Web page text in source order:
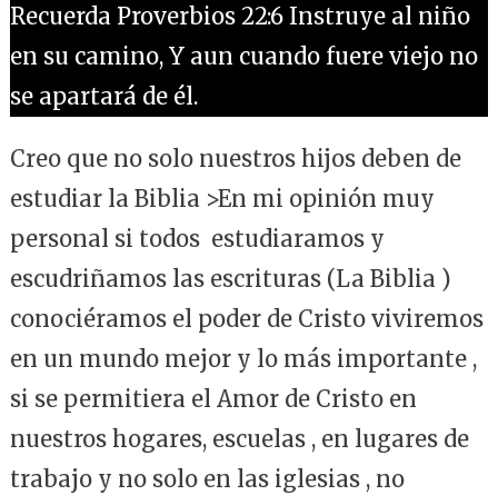
Recuerda Proverbios 22:6 Instruye al niño
en su camino, Y aun cuando fuere viejo no
se apartará de él.
Creo que no solo nuestros hijos deben de
estudiar la Biblia >En mi opinión muy
personal si todos estudiaramos y
escudriñamos las escrituras (La Biblia )
conociéramos el poder de Cristo viviremos
en un mundo mejor y lo más importante ,
si se permitiera el Amor de Cristo en
nuestros hogares, escuelas , en lugares de
trabajo y no solo en las iglesias , no